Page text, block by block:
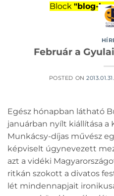
Block "blog-
Február a
POSTED ON2013.01.31.
Egész hónapban látható
januárban nyílt kiállítása a
Munkácsy-díjas művész
képviselt úgynevezett
azt a vidéki
ritkán szokott a divatos
lét mindennapjait